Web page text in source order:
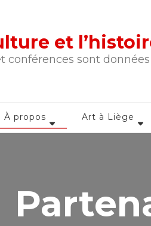
et
conférences sont
À propos Art à Liège